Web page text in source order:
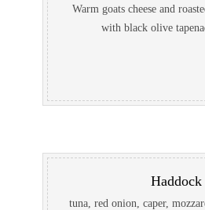
Warm goats cheese and
with black olive
Haddock
tuna, red onion, caper,